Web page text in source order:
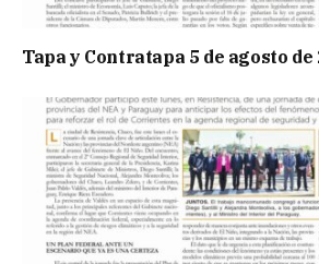
Tapa y Contratapa 5 de agosto de